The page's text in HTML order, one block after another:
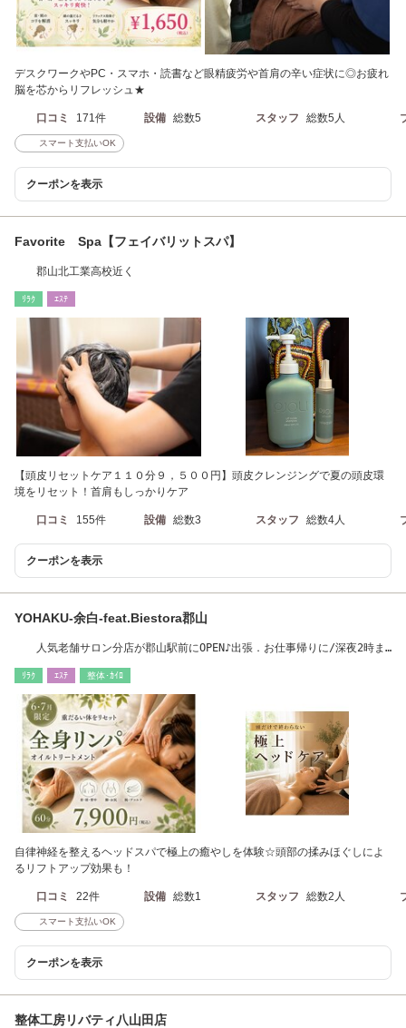
デスクワークやPC・スマホ・読書など眼精疲労や首肩の辛い症状に◎お疲れ
脳を芯からリフレッシュ★
口コミ 171件 設備 総数5 スタッフ 総数5人
スマート支払いOK
クーポンを表示
Favorite Spa【フェイバリットスパ】
郡山北工業高校近く
ﾘﾗｸ ｴｽﾃ
【頭皮リセットケア１１０分９，５００円】頭皮クレンジングで夏の頭皮環
境をリセット！首肩もしっかりケア
口コミ 155件 設備 総数3 スタッフ 総数4人
クーポンを表示
YOHAKU-余白-feat.Biestora郡山
人気老舗サロン分店が郡山駅前にOPEN♪出張．お仕事帰りに/深夜2時ま
ﾘﾗｸ ｴｽﾃ 整体･ｶｲﾛ
自律神経を整えるヘッドスパで極上の癒やしを体験☆頭部の揉みほぐしによ
るリフトアップ効果も！
口コミ 22件 設備 総数1 スタッフ 総数2人
スマート支払いOK
クーポンを表示
整体工房リバティ八山田店